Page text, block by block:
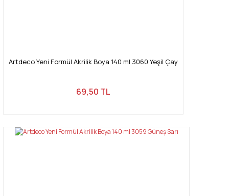
Artdeco Yeni Formül Akrilik Boya 140 ml 3060 Yeşil Çay
69,50 TL